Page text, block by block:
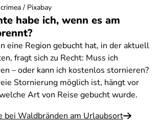
habe ich, wenn es am
eine Region gebucht hat, in der aktuell
fragt sich zu Recht: Muss ich
– oder kann ich kostenlos stornieren?
Stornierung möglich ist, hängt vor
Art von Reise gebucht wurde.
bei Waldbränden am Urlaubsort
/ Pixabay